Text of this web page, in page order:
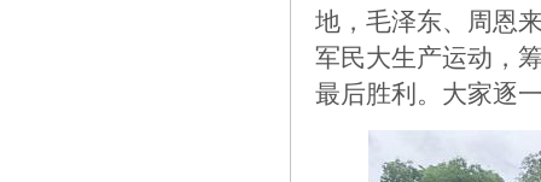
地，毛泽东、周恩
军民大生产运动，
最后胜利。大家逐